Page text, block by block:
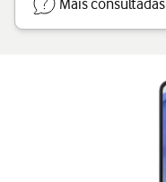
Mais consultadas